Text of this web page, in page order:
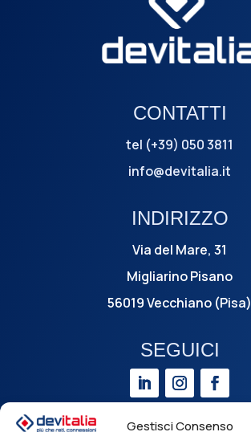
Gestisci Consenso
CONTATTI
tel (+39) 050 3811
info@devitalia.it
INDIRIZZO
Via del Mare, 31
Migliarino Pisano
56019 Vecchiano (Pisa)
SEGUICI